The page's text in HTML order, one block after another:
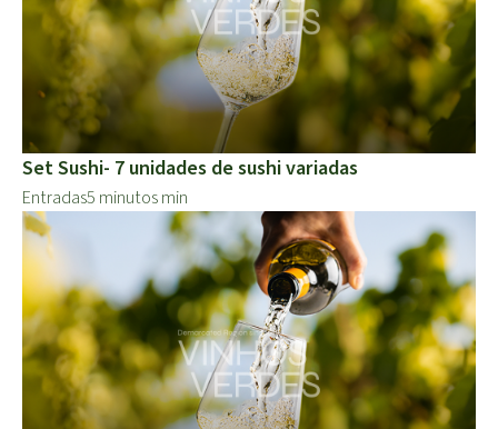
Set Sushi- 7 unidades de sushi variadas
Entradas5 minutos min